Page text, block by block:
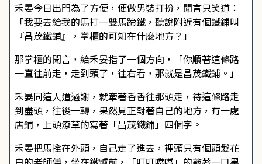
禾晏今日出門為了方便，便做男裝打扮，聞言只笑道：
「我要去給我的馬打一雙馬蹄鐵，聽說附近有個鐵鋪叫
『昌茂鐵鋪』，掌櫃的可知在什麼地方？」
那掌櫃的聞言，給禾晏指了一個方向，「你順著這條路
一直往前走，走到頭了，往右看，那就是昌茂鐵鋪。」
禾晏同這人道過謝，就牽著香香往那頭走，待這條路走
到盡頭，往後一轉，果然見正對著自己的地方，有一處
店鋪，上頭潦草的寫著「昌茂鐵鋪」四個字。
禾晏把馬拴在外頭，自己走了進去，裡頭只有個頭髮花